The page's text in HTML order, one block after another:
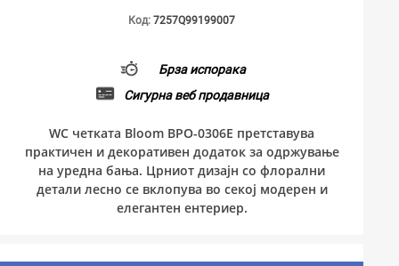
Код: 7257Q99199007
Брза испорака
Сигурна веб продавница
WC четката Bloom BPO-0306E претставува
практичен и декоративен додаток за одржување
на уредна бања. Црниот дизајн со флорални
детали лесно се вклопува во секој модерен и
елегантен ентериер.